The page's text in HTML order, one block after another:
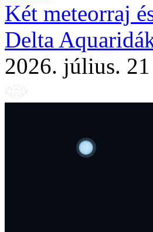
Két meteorraj
Delta
2026. július. 21